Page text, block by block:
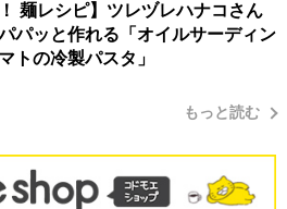
！ 麺レシピ】ツレヅレハナコさん
パッと作れる「オイルサーディン
トの冷製パスタ」
もっと読む